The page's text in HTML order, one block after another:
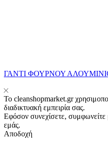
ΓΑΝΤΙ ΦΟΥΡΝΟΥ
Το cleanshopmarket.gr
διαδικτυακή εμπειρία σας.
Εφόσον συνεχίσετε,
εμάς.
Αποδοχή